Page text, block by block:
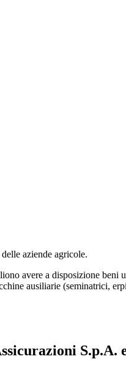
aziende agricole.
avere a disposizione beni
ausiliarie (seminatrici,
S.p.A.